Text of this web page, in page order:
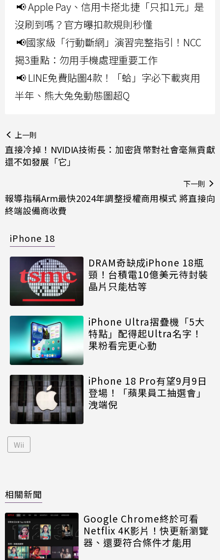
📢 Apple Pay、信用卡搭北捷「只扣1元」是
沒刷到嗎？官方曝扣款規則秒懂
📢國家級「行動斷網」演習完整指引！NCC
揭3重點：勿用手機處理重要工作
📢 LINE免費貼圖4款！「蛤」字必下載爽用
半年、熊大兔兔動態圖超Q
上一則
直接冷掉！NVIDIA技術長：加密貨幣對社會毫無貢獻
還不如發展「它」
下一則
報導指稱Arm最快2024年調整授權商用模式 將直接向
終端設備商收費
iPhone 18
DRAM奇缺成iPhone 18瓶
頸！台積電10億美元待封裝
晶片只能枯等
iPhone Ultra摺疊機「5大
特點」配得起Ultra名字！
果粉看完更心動
iPhone 18 Pro有望9月9日
登場！「蘋果員工抽選會」
洩端倪
Wii
相關新聞
Google Chrome終於可看
Netflix 4K影片！快更新瀏覽
器、還要符合條件才能用